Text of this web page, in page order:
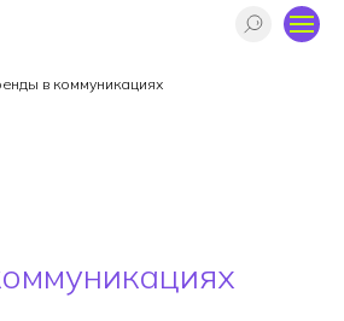
в коммуникациях